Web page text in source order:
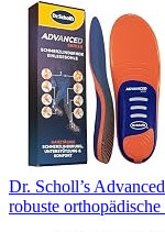
Dr. Scholl’s
robuste